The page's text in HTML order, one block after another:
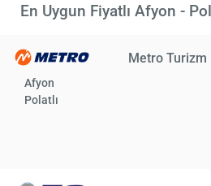
En Uygun Fiyatlı Afyon -
Metro Turizm
Afyon
Polatlı